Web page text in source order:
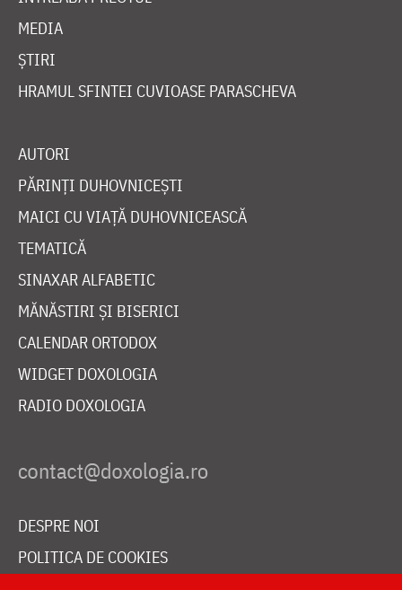
MEDIA
ȘTIRI
HRAMUL SFINTEI CUVIOASE PARASCHEVA
AUTORI
PĂRINȚI DUHOVNICEȘTI
MAICI CU VIAȚĂ DUHOVNICEASCĂ
TEMATICĂ
SINAXAR ALFABETIC
MĂNĂSTIRI ȘI BISERICI
CALENDAR ORTODOX
WIDGET DOXOLOGIA
RADIO DOXOLOGIA
DESPRE NOI
POLITICA DE COOKIES